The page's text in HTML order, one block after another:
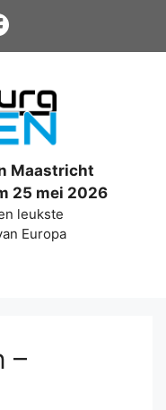
Maastricht
25 mei 2026
leukste
Europa
–